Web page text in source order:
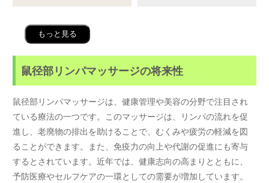
もっと見る
鼠径部リンパマッサージの将来性
鼠径部リンパマッサージは、健康管理や美容の分野で注目され
ている療法の一つです。このマッサージは、リンパの流れを促
進し、老廃物の排出を助けることで、むくみや疲労の軽減を図
ることができます。また、免疫力の向上や代謝の促進にも寄与
するとされています。近年では、健康志向の高まりとともに、
予防医療やセルフケアの一環としての需要が増加しています。